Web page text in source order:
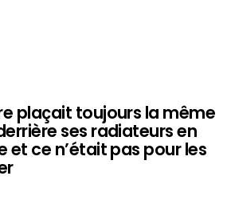
plaçait toujours la même
ses radiateurs en
et ce n’était pas pour les